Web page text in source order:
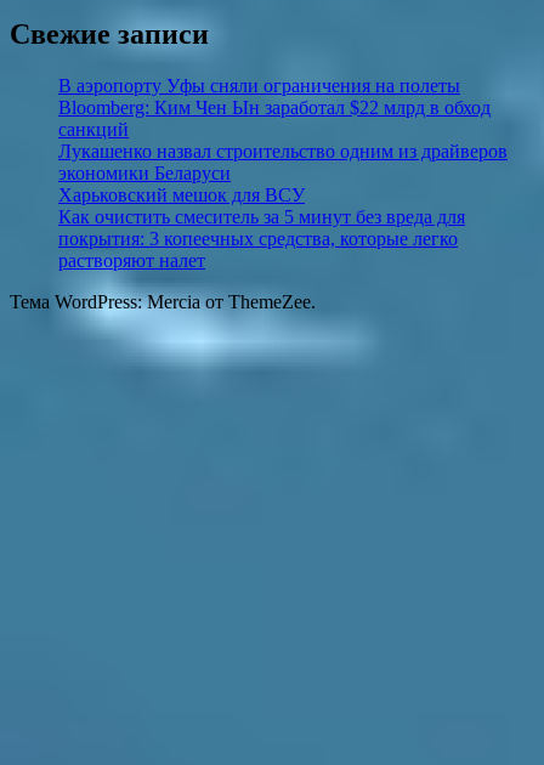
Свежие записи
В аэропорту Уфы сняли ограничения на полеты
Bloomberg: Ким Чен Ын заработал $22 млрд в обход
санкций
Лукашенко назвал строительство одним из драйверов
экономики Беларуси
Харьковский мешок для ВСУ
Как очистить смеситель за 5 минут без вреда для
покрытия: 3 копеечных средства, которые легко
растворяют налет
Тема WordPress: Mercia от ThemeZee.